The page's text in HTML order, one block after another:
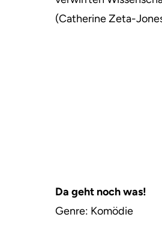
(Catherine Zeta-
Da geht noch was!
Genre: Komödie